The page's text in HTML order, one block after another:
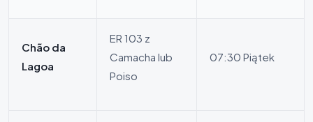
Chão da
Lagoa
ER 103 z
Camacha lub
Poiso
07:30 Piątek